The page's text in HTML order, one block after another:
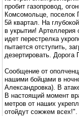
пробит газопровод,
Комсомольце, поселок
5й квартал. На
в укрытии! Артеллерия
идет перестрелка
пытается отступить,
дезертировать. Дорога
Сообщение от
нашими бойцами в
Александровка). В
В настоящий момент
метров от наших
отойдут сожжем всех!".